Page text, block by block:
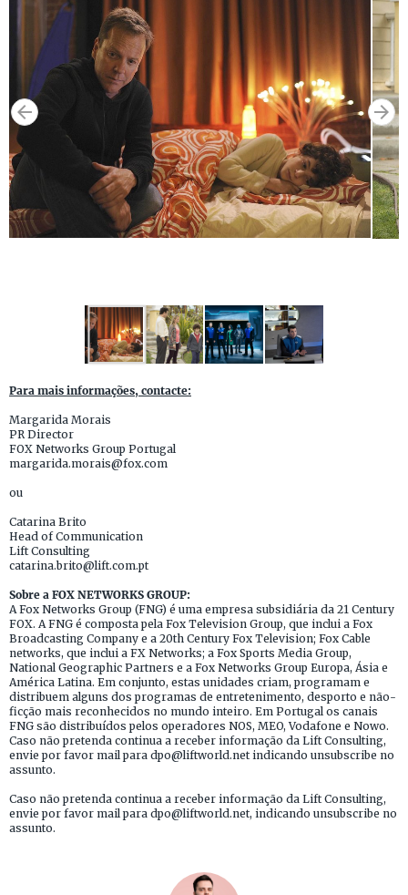
Para mais informações, contacte:
Margarida Morais
PR Director
FOX Networks Group Portugal
margarida.morais@fox.com
ou
Catarina Brito
Head of Communication
Lift Consulting
catarina.brito@lift.com.pt
Sobre a FOX NETWORKS GROUP:
A Fox Networks Group (FNG) é uma empresa subsidiária da 21 Century
FOX. A FNG é composta pela Fox Television Group, que inclui a Fox
Broadcasting Company e a 20th Century Fox Television; Fox Cable
networks, que inclui a FX Networks; a Fox Sports Media Group,
National Geographic Partners e a Fox Networks Group Europa, Ásia e
América Latina. Em conjunto, estas unidades criam, programam e
distribuem alguns dos programas de entretenimento, desporto e não-
ficção mais reconhecidos no mundo inteiro. Em Portugal os canais
FNG são distribuídos pelos operadores NOS, MEO, Vodafone e Nowo.
Caso não pretenda continua a receber informação da Lift Consulting,
envie por favor mail para dpo@liftworld.net indicando unsubscribe no
assunto.
Caso não pretenda continua a receber informação da Lift Consulting,
envie por favor mail para dpo@liftworld.net, indicando unsubscribe no
assunto.